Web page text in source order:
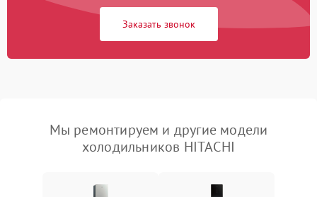
Заказать звонок
Мы ремонтируем и другие модели
холодильников HITACHI